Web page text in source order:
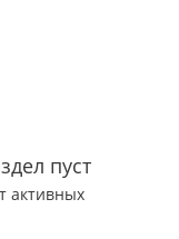
пуст
активных